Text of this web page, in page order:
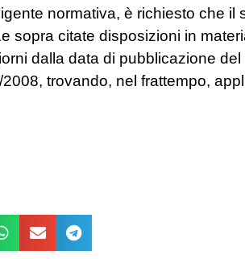
normativa, è richiesto che
sopra citate disposizioni in
dalla data di pubblicazione
trovando, nel frattempo,